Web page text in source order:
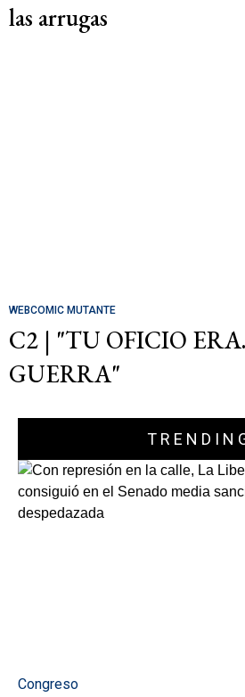
las arrugas
WEBCOMIC MUTANTE
C2 | "TU OFICIO
GUERRA"
Congreso